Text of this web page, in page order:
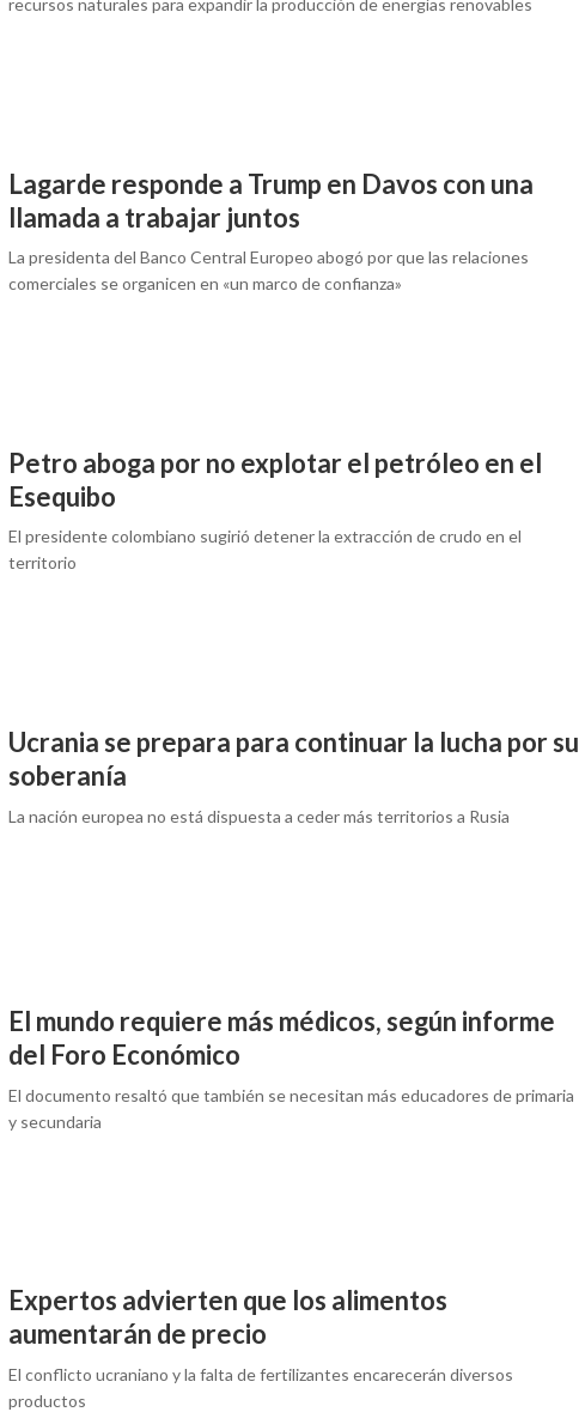
recursos naturales para expandir la producción de energías renovables
Lagarde responde a Trump en Davos con una
llamada a trabajar juntos
La presidenta del Banco Central Europeo abogó por que las relaciones
comerciales se organicen en «un marco de confianza»
Petro aboga por no explotar el petróleo en el
Esequibo
El presidente colombiano sugirió detener la extracción de crudo en el
territorio
Ucrania se prepara para continuar la lucha por su
soberanía
La nación europea no está dispuesta a ceder más territorios a Rusia
El mundo requiere más médicos, según informe
del Foro Económico
El documento resaltó que también se necesitan más educadores de primaria
y secundaria
Expertos advierten que los alimentos
aumentarán de precio
El conflicto ucraniano y la falta de fertilizantes encarecerán diversos
productos